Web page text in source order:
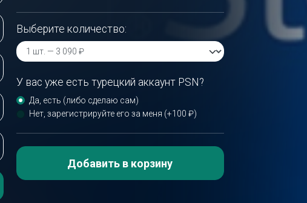
Выберите количество:
У вас уже есть турецкий аккаунт PSN?
Да, есть (либо сделаю сам)
Нет, зарегистрируйте его за меня (+100 ₽)
Добавить в корзину